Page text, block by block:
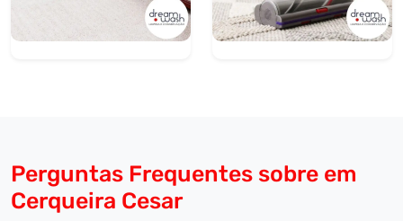
Perguntas Frequentes sobre em
Cerqueira Cesar